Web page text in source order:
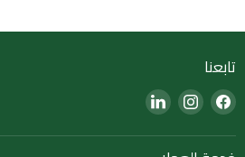
تابعنا
Find
us
on
Find
us
on
Find
on